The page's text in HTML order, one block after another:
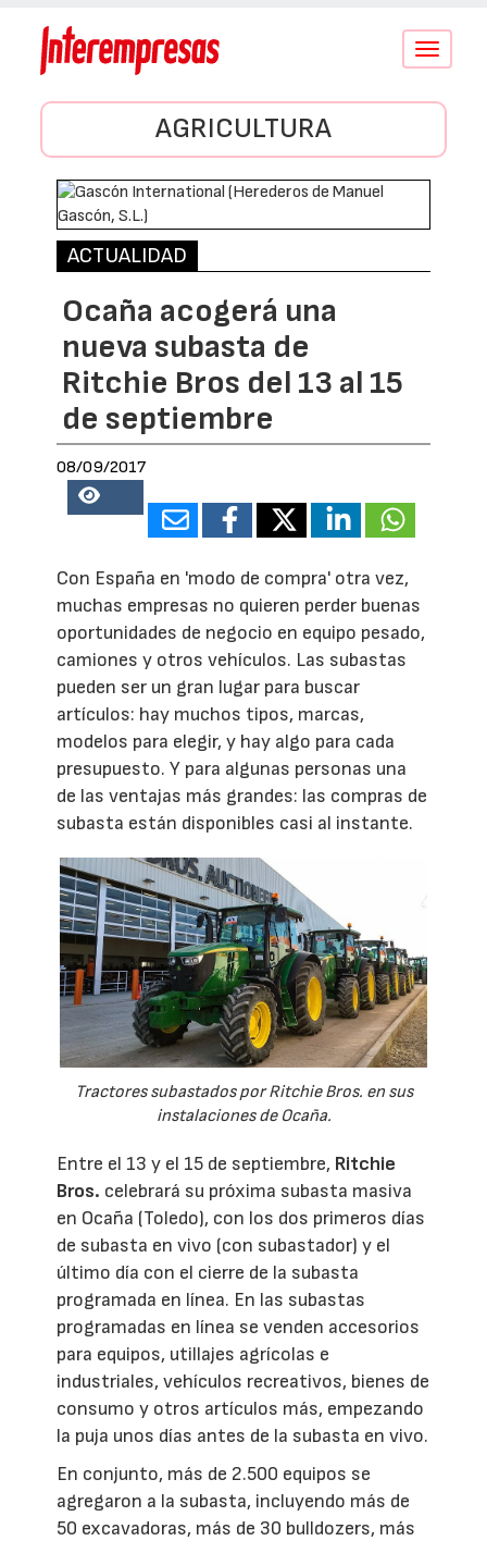
Conmutar
AGRICULTURA
ACTUALIDAD
Ocaña acogerá una
nueva subasta de
Ritchie Bros del 13 al 15
de septiembre
08/09/2017
43418
Con España en 'modo de compra' otra vez,
muchas empresas no quieren perder buenas
oportunidades de negocio en equipo pesado,
camiones y otros vehículos. Las subastas
pueden ser un gran lugar para buscar
artículos: hay muchos tipos, marcas,
modelos para elegir, y hay algo para cada
presupuesto. Y para algunas personas una
de las ventajas más grandes: las compras de
subasta están disponibles casi al instante.
Tractores subastados por Ritchie Bros. en sus
instalaciones de Ocaña.
Entre el 13 y el 15 de septiembre, Ritchie
Bros. celebrará su próxima subasta masiva
en Ocaña (Toledo), con los dos primeros días
de subasta en vivo (con subastador) y el
último día con el cierre de la subasta
programada en línea. En las subastas
programadas en línea se venden accesorios
para equipos, utillajes agrícolas e
industriales, vehículos recreativos, bienes de
consumo y otros artículos más, empezando
la puja unos días antes de la subasta en vivo.
En conjunto, más de 2.500 equipos se
agregaron a la subasta, incluyendo más de
50 excavadoras, más de 30 bulldozers, más